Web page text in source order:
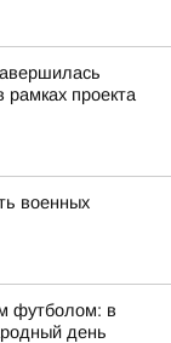
рамках проекта
военных
футболом: в
день